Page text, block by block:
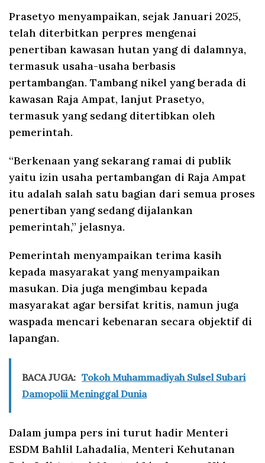
Prasetyo menyampaikan, sejak Januari 2025,
telah diterbitkan perpres mengenai
penertiban kawasan hutan yang di dalamnya,
termasuk usaha-usaha berbasis
pertambangan. Tambang nikel yang berada di
kawasan Raja Ampat, lanjut Prasetyo,
termasuk yang sedang ditertibkan oleh
pemerintah.
“Berkenaan yang sekarang ramai di publik
yaitu izin usaha pertambangan di Raja Ampat
itu adalah salah satu bagian dari semua proses
penertiban yang sedang dijalankan
pemerintah,” jelasnya.
Pemerintah menyampaikan terima kasih
kepada masyarakat yang menyampaikan
masukan. Dia juga mengimbau kepada
masyarakat agar bersifat kritis, namun juga
waspada mencari kebenaran secara objektif di
lapangan.
BACA JUGA: Tokoh Muhammadiyah Sulsel Subari
Damopolii Meninggal Dunia
Dalam jumpa pers ini turut hadir Menteri
ESDM Bahlil Lahadalia, Menteri Kehutanan